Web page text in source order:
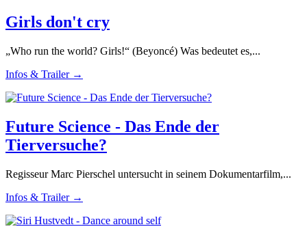
Girls don't cry
„Who run the world? Girls!“ (Beyoncé) Was bedeutet es,...
Infos & Trailer →
Future Science - Das Ende der
Tierversuche?
Regisseur Marc Pierschel untersucht in seinem Dokumentarfilm,...
Infos & Trailer →